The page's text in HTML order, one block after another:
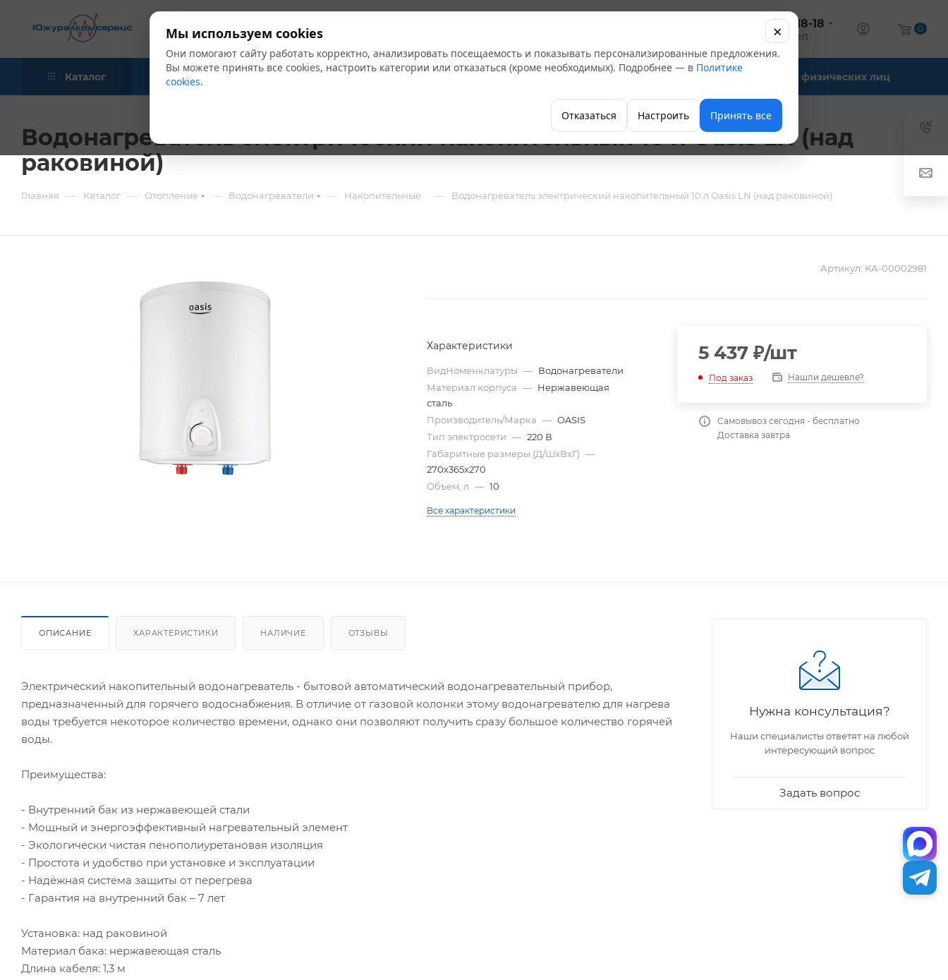
+7 (347) 246-18-18
оптовый отдел
0
Каталог Акции Бренды Компания Офис-склады Для физических лиц
Водонагреватель электрический накопительный 10 л Oasis LN (над
раковиной)
Главная — Каталог — Отопление — Водонагреватели — Накопительные — Водонагреватель электрический накопительный 10 л Oasis LN (над раковиной)
Артикул: КА-00002981
Характеристики
ВидНоменклатуры — Водонагреватели
Материал корпуса — Нержавеющая
сталь
Производитель/Марка — OASIS
Тип электросети — 220 В
Габаритные размеры (Д/ШхВхГ) —
270х365х270
Объем, л — 10
Все характеристики
5 437₽/шт
Под заказ Нашли дешевле?
Самовывоз сегодня - бесплатно
Доставка завтра
ОПИСАНИЕ ХАРАКТЕРИСТИКИ НАЛИЧИЕ ОТЗЫВЫ
Электрический накопительный водонагреватель - бытовой автоматический водонагревательный прибор,
предназначенный для горячего водоснабжения. В отличие от газовой колонки этому водонагревателю для нагрева
воды требуется некоторое количество времени, однако они позволяют получить сразу большое количество горячей
воды.
Преимущества:
- Внутренний бак из нержавеющей стали
- Мощный и энергоэффективный нагревательный элемент
- Экологически чистая пенополиуретановая изоляция
- Простота и удобство при установке и эксплуатации
- Надёжная система защиты от перегрева
- Гарантия на внутренний бак – 7 лет
Установка: над раковиной
Материал бака: нержавеющая сталь
Длина кабеля: 1,3 м
Нужна консультация?
Наши специалисты ответят на любой
интересующий вопрос
Задать вопрос
Мы используем cookies
Они помогают сайту работать корректно, анализировать посещаемость и показывать персонализированные предложения.
Вы можете принять все cookies, настроить категории или отказаться (кроме необходимых). Подробнее — в Политике
cookies.
Отказаться Настроить Принять все
×